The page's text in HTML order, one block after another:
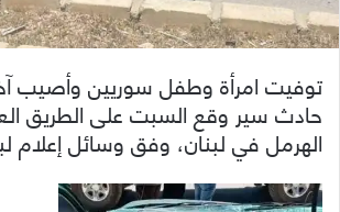
توفيت امرأة وطفل سوريين وأصيب
حادث سير وقع السبت على الطريق
الهرمل في لبنان، وفق وسائل إعلام